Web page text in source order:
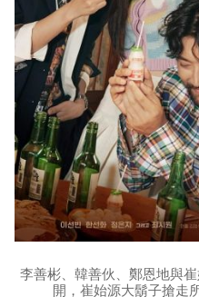
李善彬、韓善伙、鄭恩地與
開，崔始源大鬍子搶走